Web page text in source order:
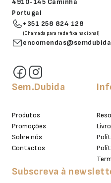
4910-145 Caminha
Portugal
+351 258 824 128
(Chamada para rede fixa nacional)
Sem.Dubida
Produtos
Promoções
Sobre nós
Contactos
Subscreva à